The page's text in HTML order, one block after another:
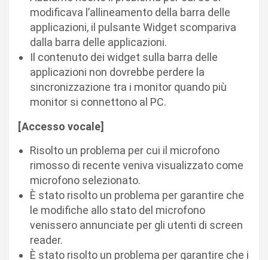
modificava l’allineamento della barra delle
applicazioni, il pulsante Widget scompariva
dalla barra delle applicazioni.
Il contenuto dei widget sulla barra delle
applicazioni non dovrebbe perdere la
sincronizzazione tra i monitor quando più
monitor si connettono al PC.
[Accesso vocale]
Risolto un problema per cui il microfono
rimosso di recente veniva visualizzato come
microfono selezionato.
È stato risolto un problema per garantire che
le modifiche allo stato del microfono
venissero annunciate per gli utenti di screen
reader.
È stato risolto un problema per garantire che i